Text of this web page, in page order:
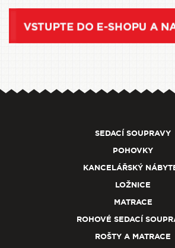
SEDACÍ SOUPRAVY
POHOVKY
KANCELÁŘSKÝ
LOŽNICE
MATRACE
ROHOVÉ SEDACÍ
ROŠTY A MATRACE